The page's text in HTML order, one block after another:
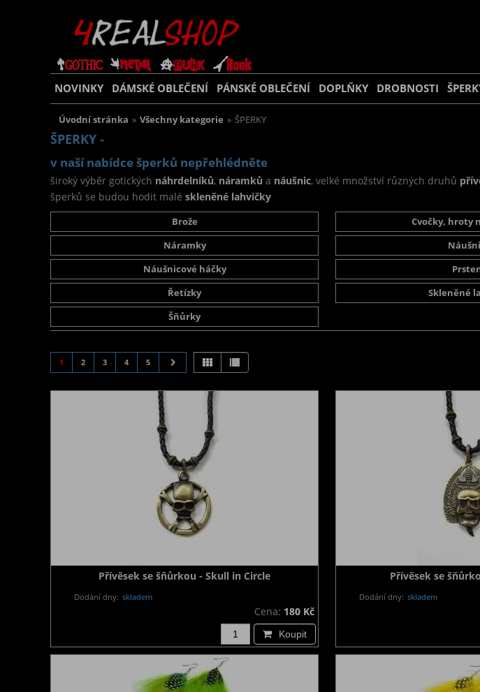
NOVINKY DÁMSKÉ OBLEČENÍ PÁNSKÉ OBLEČENÍ DOPLŇKY DROBNOSTI
Úvodní stránka » Všechny kategorie » ŠPERKY
ŠPERKY -
v naší nabídce šperků nepřehlédněte
široký výběr gotických náhrdelníků, náramků a náušnic, velké množství různých druhů
šperků se budou hodit malé skleněné lahvičky
Brože Cvočky, hroty
Náramky
Náušnicové háčky
Řetízky
Skleněné
Šňůrky
1 2 3 4 5
Přívěsek se šňůrkou - Skull in Circle
Dodání dny: skladem
Cena: 180 Kč
Koupit
Přívěsek se
Dodání dny: skladem